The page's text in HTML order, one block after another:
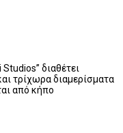
διαθέτει
τρίχωρα διαμερίσματα
από κήπο